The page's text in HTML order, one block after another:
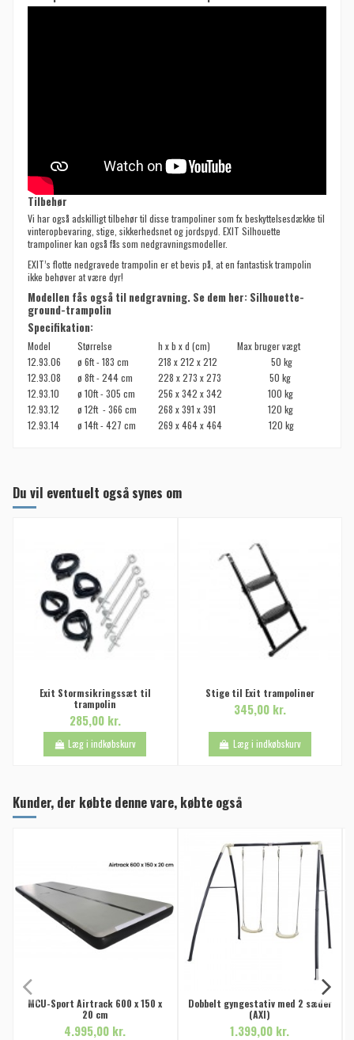
Tilbehør
Vi har også adskilligt tilbehør til disse trampoliner som fx beskyttelsesdække til
vinteropbevaring, stige, sikkerhedsnet og jordspyd. EXIT Silhouette
trampoliner kan også fås som nedgravningsmodeller.
EXIT’s flotte nedgravede trampolin er et bevis på, at en fantastisk trampolin
ikke behøver at være dyr!
Modellen fås også til nedgravning. Se dem her: Silhouette-
ground-trampolin
Specifikation:
Model Størrelse h x b x d (cm)
Max bruger vægt
12.93.06
ø 6ft - 183 cm 218 x 212 x 212
50 kg
12.93.08
ø 8ft - 244 cm 228 x 273 x 273
50 kg
12.93.10
ø 10ft - 305 cm 256 x 342 x 342
100 kg
12.93.12
ø 12ft - 366 cm 268 x 391 x 391
120 kg
12.93.14
ø 14ft - 427 cm 269 x 464 x 464 120 kg
Du vil eventuelt også synes om
Exit Stormsikringssæt til
trampolin
285,00 kr.
Læg i indkøbskurv
Stige til Exit trampoliner
345,00 kr.
Læg i indkøbskurv
Kunder, der købte denne vare, købte også
MCU-Sport Airtrack 600 x 150 x
20 cm
4.995,00 kr.
Dobbelt gyngestativ med 2 sæder
(AXI)
1.399,00 kr.